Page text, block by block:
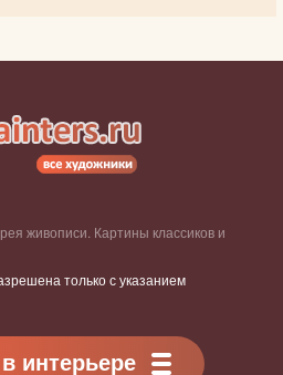
живописи. Картины классиков и
только с указанием
интерьере